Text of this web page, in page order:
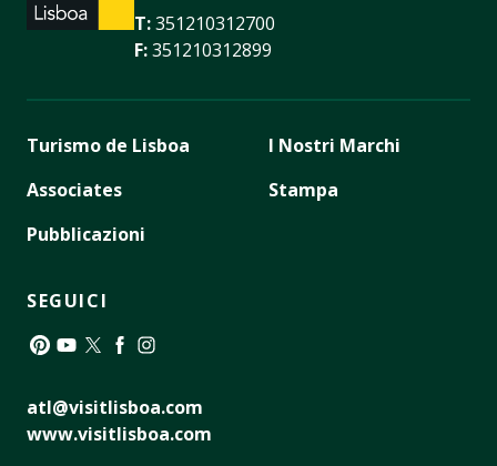
T:351210312700
F:351210312899
Turismo de Lisboa
Associates
Pubblicazioni
I Nostri Marchi
Stampa
SEGUICI
atl@visitlisboa.com
www.visitlisboa.com